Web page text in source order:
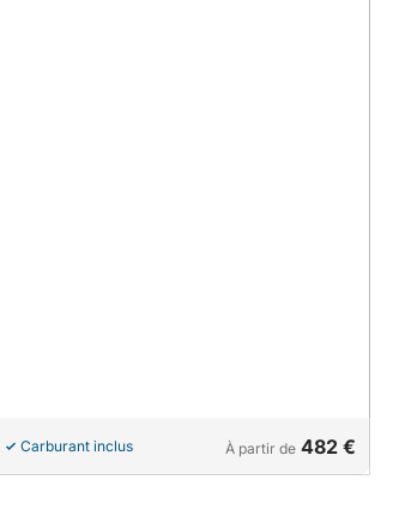
Carburant inclus À partir de 482 €